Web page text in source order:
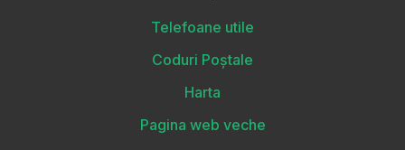
Telefoane utile
Coduri Poștale
Harta
Pagina web veche